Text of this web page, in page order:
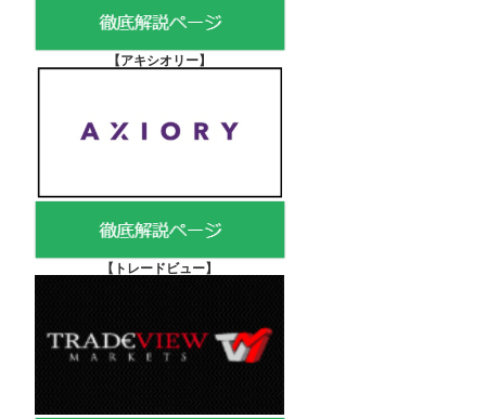
【アキシオリー】
【 トレードビュー】